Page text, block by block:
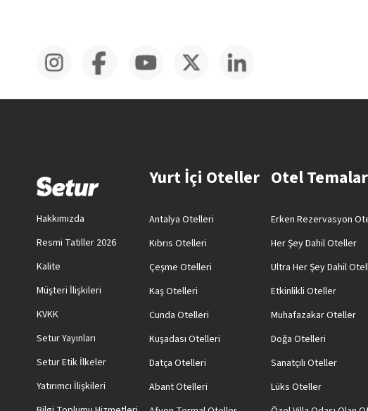
Hakkımızda
Resmi Tatiller 2026
Kalite
Müşteri İlişkileri
KVKK
Setur Yayınları
Setur Etik İlkeler
Yatırımcı İlişkileri
Yurt İçi Oteller
Antalya Otelleri
Kıbrıs Otelleri
Çeşme Otelleri
Kaş Otelleri
Cunda Otelleri
Kuşadası Otelleri
Datça Otelleri
Abant Otelleri
Otel
Erken Rezervasyon
Her Şey Dahil Oteller
Ultra Her Şey Dahil
Etkinlikli Oteller
Muhafazakar Oteller
Doğa Otelleri
Sanatçılı Oteller
Lüks Oteller